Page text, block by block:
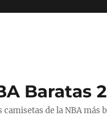
Baratas
de la NBA más